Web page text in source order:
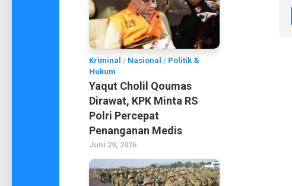
Kriminal / Nasional / Politik &
Hukum
Yaqut Cholil Qoumas
Dirawat, KPK Minta RS
Polri Percepat
Penanganan Medis
Juni 29, 2026